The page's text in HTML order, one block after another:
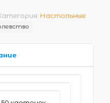
Настольные